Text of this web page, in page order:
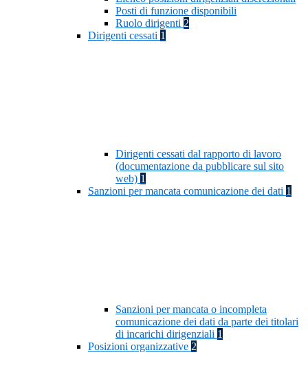
Posti di funzione disponibili
Ruolo dirigenti 2
Dirigenti cessati 1
Dirigenti cessati dal rapporto di lavoro
(documentazione da pubblicare sul sito
web) 1
Sanzioni per mancata comunicazione dei dati 1
Sanzioni per mancata o incompleta
comunicazione dei dati da parte dei titolari
di incarichi dirigenziali 1
Posizioni organizzative 2